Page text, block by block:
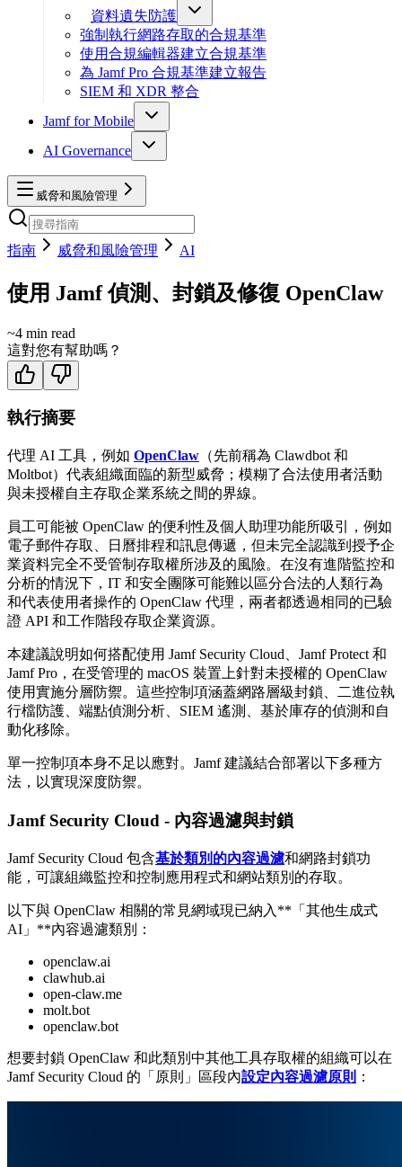
資料遺失防護
強制執行網路存取的合規基準
使用合規編輯器建立合規基準
為 Jamf Pro 合規基準建立報告
SIEM 和 XDR 整合
Jamf for Mobile
AI Governance
威脅和風險管理
指南 威脅和風險管理 AI
使用 Jamf 偵測、封鎖及修復 OpenClaw
~4 min read
這對您有幫助嗎？
執行摘要
代理 AI 工具，例如 OpenClaw （先前稱為 Clawdbot 和
Moltbot）代表組織面臨的新型威脅；模糊了合法使用者活動
與未授權自主存取企業系統之間的界線。
員工可能被 OpenClaw 的便利性及個人助理功能所吸引，例如
電子郵件存取、日曆排程和訊息傳遞，但未完全認識到授予企
業資料完全不受管制存取權所涉及的風險。在沒有進階監控和
分析的情況下，IT 和安全團隊可能難以區分合法的人類行為
和代表使用者操作的 OpenClaw 代理，兩者都透過相同的已驗
證 API 和工作階段存取企業資源。
本建議說明如何搭配使用 Jamf Security Cloud、Jamf Protect 和
Jamf Pro，在受管理的 macOS 裝置上針對未授權的 OpenClaw
使用實施分層防禦。這些控制項涵蓋網路層級封鎖、二進位執
行檔防護、端點偵測分析、SIEM 遙測、基於庫存的偵測和自
動化移除。
單一控制項本身不足以應對。Jamf 建議結合部署以下多種方
法，以實現深度防禦。
Jamf Security Cloud - 內容過濾與封鎖
Jamf Security Cloud 包含基於類別的內容過濾和網路封鎖功
能，可讓組織監控和控制應用程式和網站類別的存取。
以下與 OpenClaw 相關的常見網域現已納入**「其他生成式
AI」**內容過濾類別：
openclaw.ai
clawhub.ai
open-claw.me
molt.bot
openclaw.bot
想要封鎖 OpenClaw 和此類別中其他工具存取權的組織可以在
Jamf Security Cloud 的「原則」區段內設定內容過濾原則 ：